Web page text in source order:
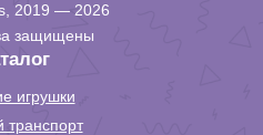
2019 — 2026
защищены
игрушки
транспорт